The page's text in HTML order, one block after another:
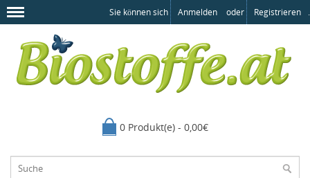
Sie können sich Anmelden oder Registrieren .
0 Produkt(e) - 0,00€